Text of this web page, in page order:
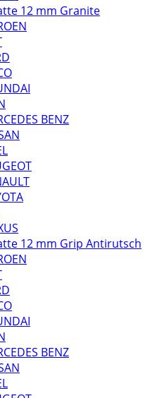
12 mm Granite
BENZ
12 mm Grip Antirutsch
BENZ